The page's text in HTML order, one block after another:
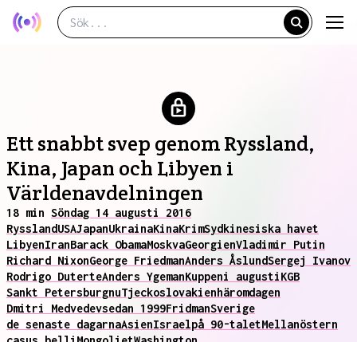
Ett snabbt svep genom Ryssland,
Kina, Japan och Libyen i
Världenavdelningen
18 min Söndag 14 augusti 2016
RysslandUSAJapanUkrainaKinaKrimSydkinesiska havet
LibyenIranBarack ObamaMoskvaGeorgienVladimir Putin
Richard NixonGeorge FriedmanAnders ÅslundSergej Ivanov
Rodrigo DuterteAnders YgemanKuppeni augustiKGB
Sankt PetersburgnuTjeckoslovakienhäromdagen
Dmitri Medvedevsedan 1999FridmanSverige
de senaste dagarnaAsienIsraelpå 90-taletMellanöstern